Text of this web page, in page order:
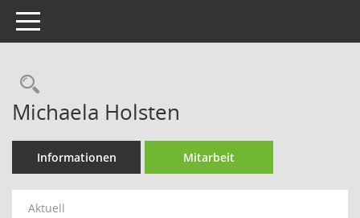
Toggle navigation
Rechercheauswahl
Michaela Holsten
Informationen Mitarbeit
Aktuell